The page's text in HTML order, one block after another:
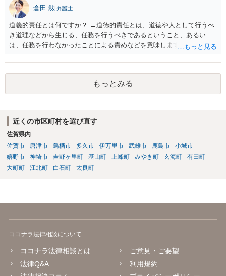
倉田 勲 弁護士
道義的責任とは何ですか？ →道徳的責任とは、道徳や人として行うべ
き道理などから生じる、任務を行うべきであるということ、あるい
は、任務を行わなかったことによる責めなどを意味します。 道義的責
則はありませんが、道義的責任を果たさないことで、他人からの信用
を無くす、不遇を受けるなどの一般的にはそのような事実上の不利益
もっとみる
近くの市区町村を選び直す
佐賀県内
佐賀市
唐津市 鳥栖市 多久市 伊万里市 武雄市 鹿島市
小城市
嬉野市
神埼市 吉野ヶ里町 基山町 上峰町 みやき町 玄海町
有田町
大町町
江北町 白石町 太良町
ココナラ法律相談について
ココナラ法律相談とは
法律Q&A
ご意見・ご要望
利用規約